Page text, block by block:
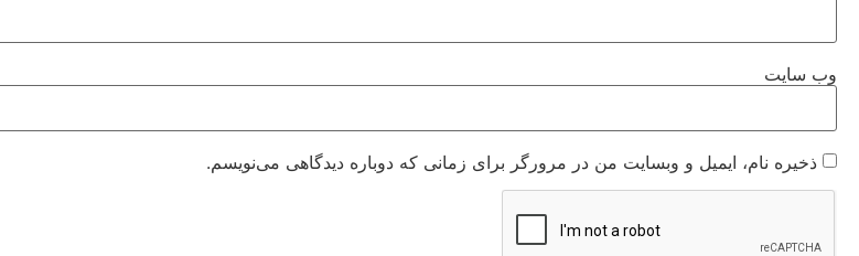
وب‌ سایت
ذخیره نام، ایمیل و وبسایت من در مرورگر برای زمانی که دوباره دیدگاهی می‌نویسم.